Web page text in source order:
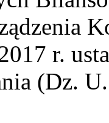
r.
(Dz.